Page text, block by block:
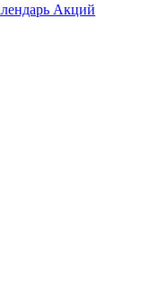
Акций